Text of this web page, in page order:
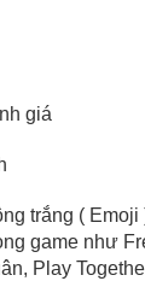
giá
trắng (
game như
Play